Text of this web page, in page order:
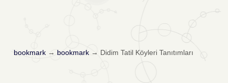
bookmark→ bookmark→ Didim Tatil Köyleri Tanıtımları